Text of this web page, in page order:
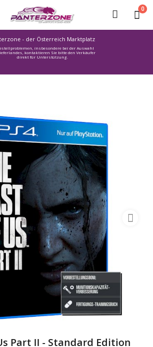
- der Österreich Marktplatz
insbesondere bei der Auswahl
kontaktieren Sie bitte den Verkäufer
direkt für Unterstützung.
0
Part II - Standard Edition